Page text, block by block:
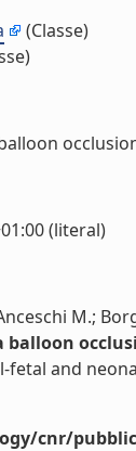
(Classe)
(literal)
M.;
fetal and
cnr/